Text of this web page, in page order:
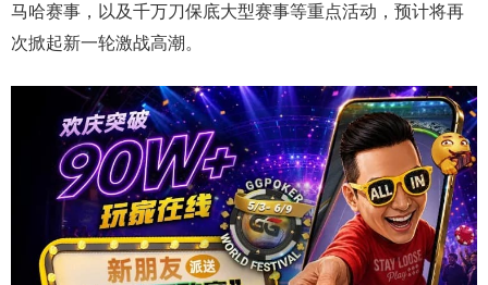
马哈赛事，以及千万刀保底大型赛事等重点活动，预计将再
次掀起新一轮激战高潮。